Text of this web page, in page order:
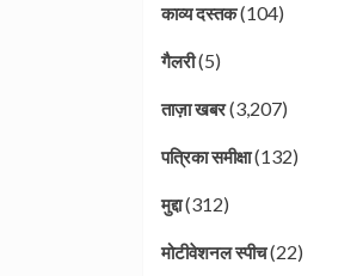
काव्य दस्तक(104)
गैलरी(5)
ताज़ा खबर(3,207)
पत्रिका समीक्षा(132)
मुद्दा(312)
मोटीवेशनल स्पीच(22)